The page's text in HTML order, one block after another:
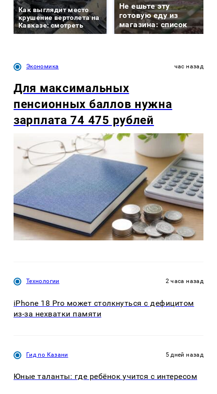
Как выглядит место
крушение вертолета на
Кавказе: смотреть
Не ешьте эту
готовую еду из
магазина: список
Экономика час назад
Для максимальных
пенсионных баллов нужна
зарплата 74 475 рублей
Технологии 2 часа назад
iPhone 18 Pro может столкнуться с дефицитом
из-за нехватки памяти
Гид по Казани 5 дней назад
Юные таланты: где ребёнок учится с интересом